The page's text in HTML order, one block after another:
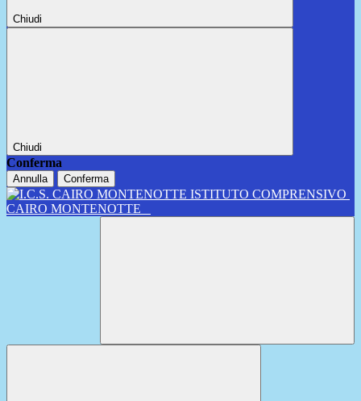
Chiudi
Chiudi
Conferma
Annulla Conferma
ISTITUTO COMPRENSIVO
CAIRO MONTENOTTE